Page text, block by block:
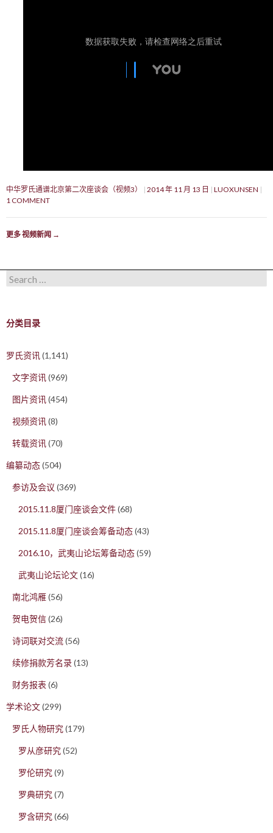
中华罗氏通谱北京第二次座谈会（视频3） 2014 年 11 月 13 日
LUOXUNSEN
1 COMMENT
更多 视频新闻 →
Search for:
分类目录
罗氏资讯(1,141)
文字资讯(969)
图片资讯(454)
视频资讯(8)
转载资讯(70)
编纂动态(504)
参访及会议 (369)
2015.11.8厦门座谈会文件(68)
2015.11.8厦门座谈会筹备动态(43)
2016.10，武夷山论坛筹备动态(59)
武夷山论坛论文(16)
南北鸿雁(56)
贺电贺信(26)
诗词联对交流(56)
续修捐款芳名录(13)
财务报表 (6)
学术论文(299)
罗氏人物研究(179)
罗从彦研究(52)
罗伦研究(9)
罗典研究(7)
罗含研究(66)